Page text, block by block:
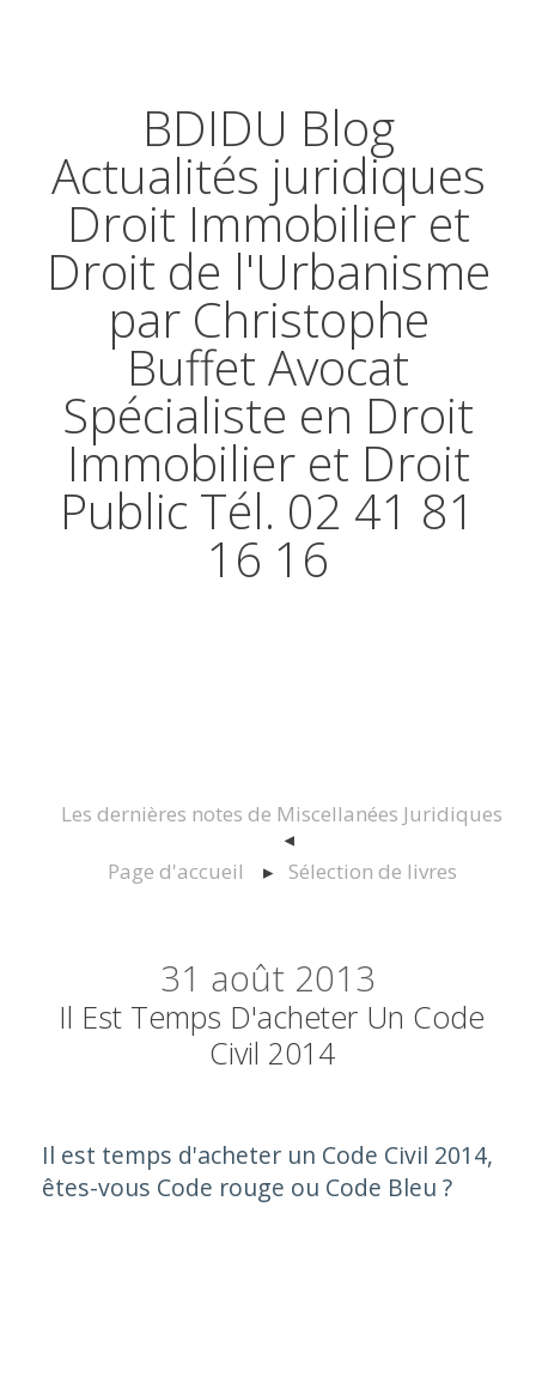
BDIDU Blog
Actualités juridiques
Droit Immobilier et
Droit de l'Urbanisme
par Christophe
Buffet Avocat
Spécialiste en Droit
Immobilier et Droit
Public Tél. 02 41 81
16 16
Les dernières notes de Miscellanées Juridiques
Page d'accueil Sélection de livres
31 août 2013
Il Est Temps D'acheter Un Code
Civil 2014
Il est temps d'acheter un Code Civil 2014,
êtes-vous Code rouge ou Code Bleu ?